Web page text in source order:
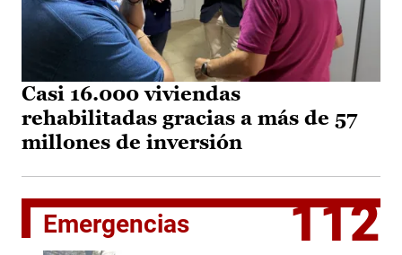
Casi 16.000 viviendas
rehabilitadas gracias a más de 57
millones de inversión
Emergencias 112